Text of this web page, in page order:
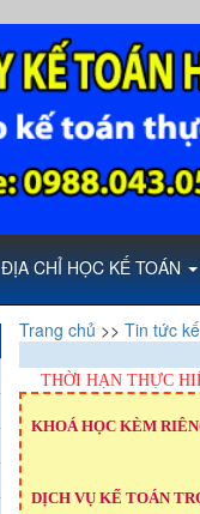
ĐỊA CHỈ HỌC KẾ TOÁN
Trang chủ >> Tin tức
THỜI HẠN THỰC
KHOÁ HỌC KÈM
DỊCH VỤ KẾ TOÁN